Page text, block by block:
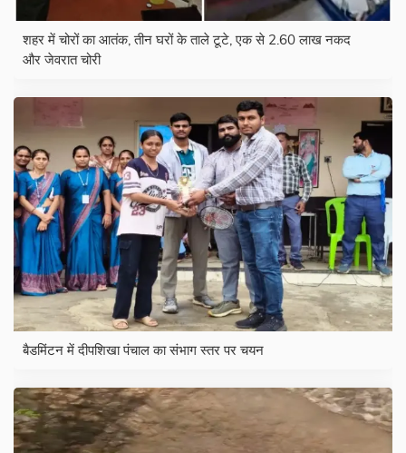
शहर में चोरों का आतंक, तीन घरों के ताले टूटे, एक से 2.60 लाख नकद
और जेवरात चोरी
बैडमिंटन में दीपशिखा पंचाल का संभाग स्तर पर चयन